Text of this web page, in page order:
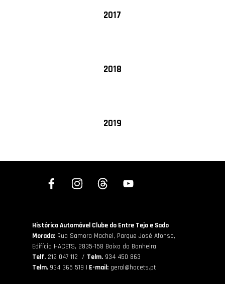
2017
2018
2019
Histórico Automóvel Clube do Entre Tejo e Sado
Morada: Rua Samora Machel, Parque José Afonso,
Edifício HACETS, 2835-158 Baixa da Banheira
Telf. 212 047 112 / Telm. 934 450 863
Telm. 934 365 519 | E-mail: geral@hacets.pt